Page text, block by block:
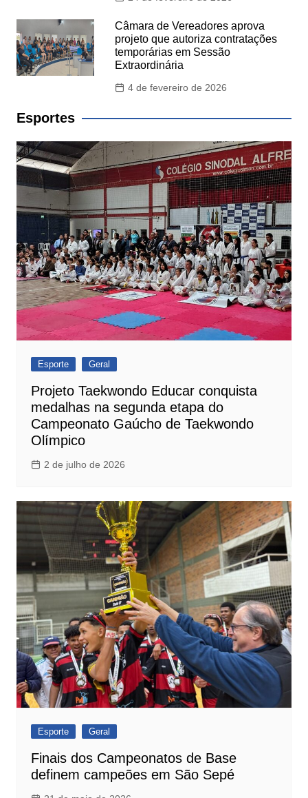
Câmara de Vereadores aprova
projeto que autoriza contratações
temporárias em Sessão
Extraordinária
4 de fevereiro de 2026
Esportes
Esporte Geral
Projeto Taekwondo Educar conquista
medalhas na segunda etapa do
Campeonato Gaúcho de Taekwondo
Olímpico
2 de julho de 2026
Esporte Geral
Finais dos Campeonatos de Base
definem campeões em São Sepé